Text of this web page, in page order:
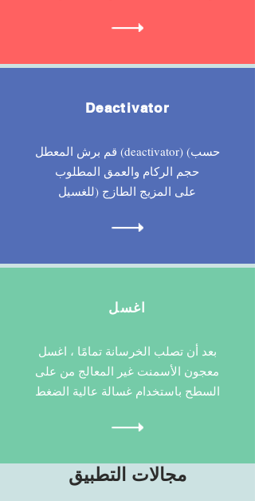
Deactivator
قم برش المعطل (deactivator) (حسب
حجم الركام والعمق المطلوب
للغسيل) على المزيج الطازج
اغسل
بعد أن تصلب الخرسانة تمامًا ، اغسل
معجون الأسمنت غير المعالج من على
السطح باستخدام غسالة عالية الضغط
مجالات التطبيق